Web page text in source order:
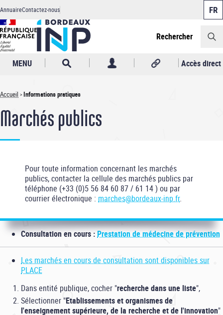
Aller
au
contenu
principal
Header
AnnuaireContactez-nous
Rechercher
MENU Accès direct
Fil
d'Ariane
Accueil Informations pratiques
Marchés publics
Pour toute information concernant les marchés
publics, contacter la cellule des marchés publics par
téléphone (+33 (0)5 56 84 60 87 / 61 14 ) ou par
courrier électronique : marches@bordeaux-inp.fr.
Consultation en cours : Prestation de médecine de prévention
Les marchés en cours de consultation sont disponibles sur
PLACE
Dans entité publique, cocher "recherche dans une liste",
Sélectionner "Etablissements et organismes de
l'enseignement supérieure, de la recherche et de l'innovation"
Panneau de gestion des cookies